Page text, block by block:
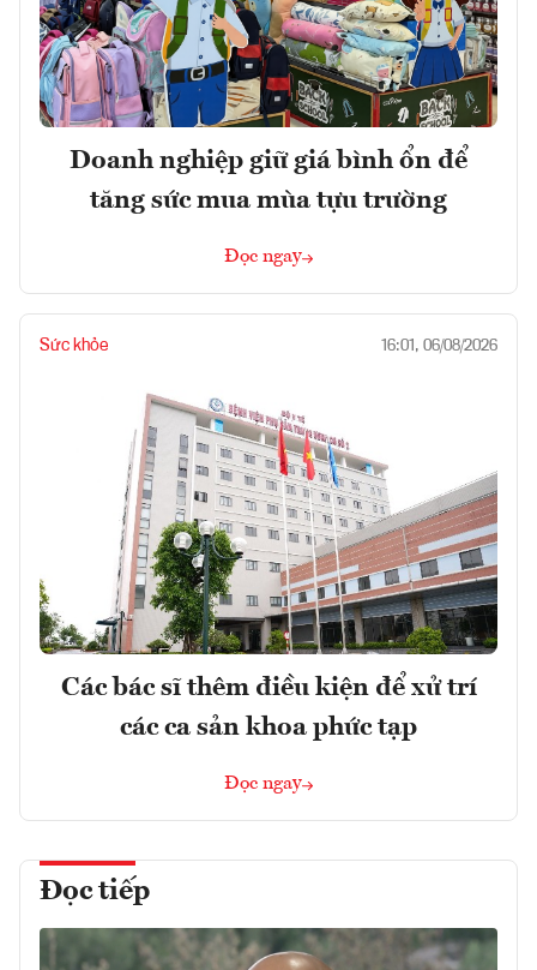
Doanh nghiệp giữ giá bình ổn để
tăng sức mua mùa tựu trường
Đọc ngay
Sức khỏe 16:01, 06/08/2026
Các bác sĩ thêm điều kiện để xử trí
các ca sản khoa phức tạp
Đọc ngay
Đọc tiếp